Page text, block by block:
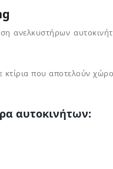
ανελκυστήρων
που αποτελούν
αυτοκινήτων: